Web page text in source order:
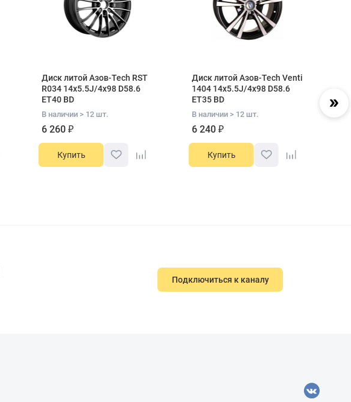
Диск литой Азов-Tech RST
R034 14x5.5J/4x98 D58.6
ET40 BD
В наличии > 12 шт.
6 260 ₽
Купить
Диск литой Азов-Tech Venti
1404 14x5.5J/4x98 D58.6
ET35 BD
В наличии > 12 шт.
6 240 ₽
Купить
Подключиться к каналу